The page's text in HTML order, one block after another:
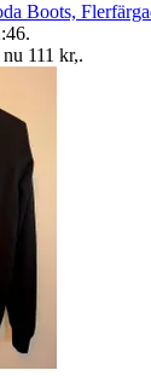
Boots,
.
111 kr,.